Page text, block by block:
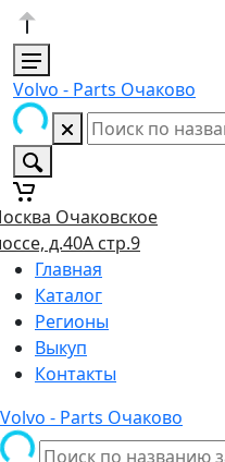
Volvo - Parts Очаково
Очаковское
д.40А стр.9
Главная
Каталог
Регионы
Выкуп
Контакты
Volvo - Parts Очаково